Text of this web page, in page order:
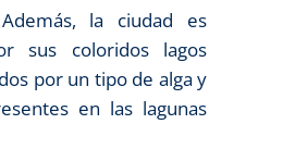
la ciudad es
sus coloridos lagos
por un tipo de alga y
en las lagunas